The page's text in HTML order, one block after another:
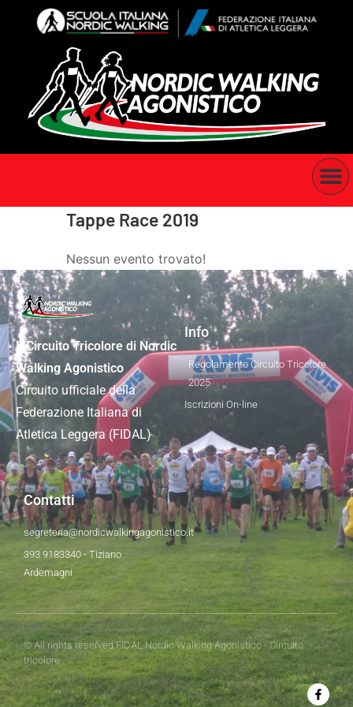
Tappe Race 2019
Nessun evento trovato!
Il Circuito Tricolore di Nordic
Walking Agonistico
Circuito ufficiale della
Federazione Italiana di
Atletica Leggera (FIDAL)
Info
Regolamento Circuito Tricolore
2025
Iscrizioni On-line
Contatti
segreteria@nordicwalkingagonistico.it
393 9183340 - Tiziano
Ardemagni
© All rights reserved FIDAL Nordic Walking Agonistico - Circuito
tricolore